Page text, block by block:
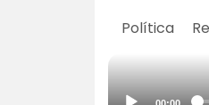
Política